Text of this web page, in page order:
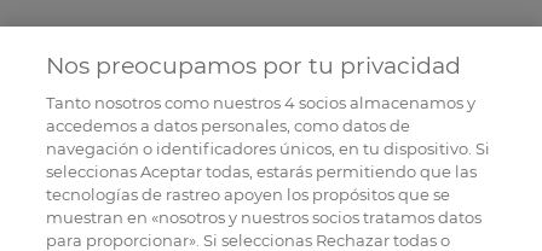
Nos preocupamos por tu privacidad
Tanto nosotros como nuestros4socios almacenamos y
accedemos a datos personales, como datos de
navegación o identificadores únicos, en tu dispositivo. Si
seleccionas Aceptar todas, estarás permitiendo que las
tecnologías de rastreo apoyen los propósitos que se
muestran en «nosotros y nuestros socios tratamos datos
para proporcionar». Si seleccionas Rechazar todas o